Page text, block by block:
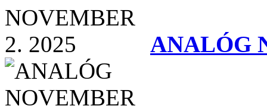
ANALÓG